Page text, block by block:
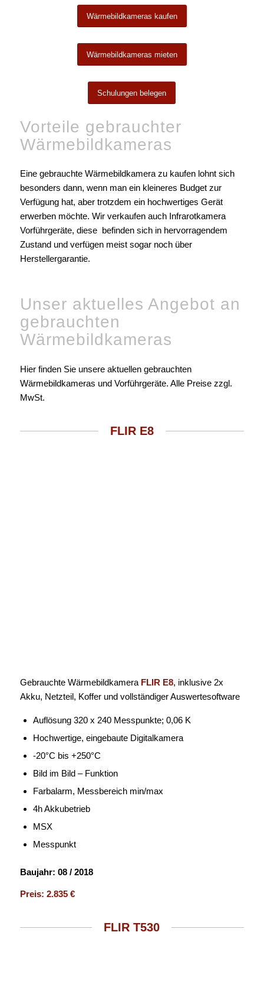
Wärmebildkameras kaufen
Wärmebildkameras mieten
Schulungen belegen
Vorteile gebrauchter
Wärmebildkameras
Eine gebrauchte Wärmebildkamera zu kaufen lohnt sich
besonders dann, wenn man ein kleineres Budget zur
Verfügung hat, aber trotzdem ein hochwertiges Gerät
erwerben möchte. Wir verkaufen auch Infrarotkamera
Vorführgeräte, diese befinden sich in hervorragendem
Zustand und verfügen meist sogar noch über
Herstellergarantie.
Unser aktuelles Angebot an
gebrauchten
Wärmebildkameras
Hier finden Sie unsere aktuellen gebrauchten
Wärmebildkameras und Vorführgeräte. Alle Preise zzgl.
MwSt.
FLIR E8
Gebrauchte Wärmebildkamera FLIR E8, inklusive 2x
Akku, Netzteil, Koffer und vollständiger Auswertesoftware
Auflösung 320 x 240 Messpunkte; 0,06 K
Hochwertige, eingebaute Digitalkamera
-20°C bis +250°C
Bild im Bild – Funktion
Farbalarm, Messbereich min/max
4h Akkubetrieb
MSX
Messpunkt
Baujahr: 08 / 2018
Preis: 2.835 €
FLIR T530